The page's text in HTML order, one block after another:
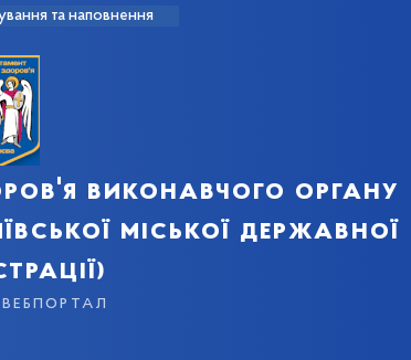
та наповнення
виконавчого органу
міської державної